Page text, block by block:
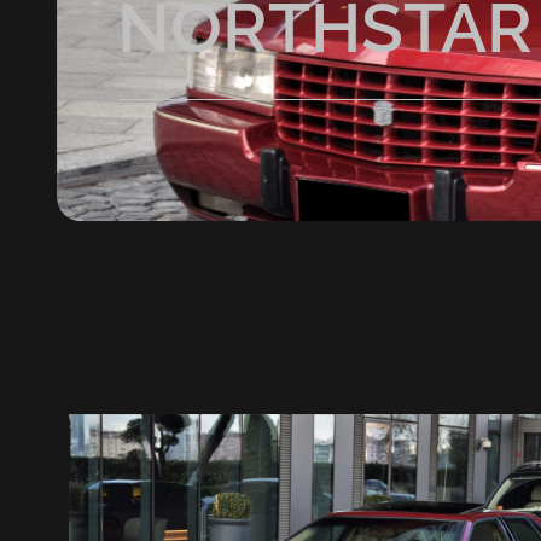
NORTHSTAR